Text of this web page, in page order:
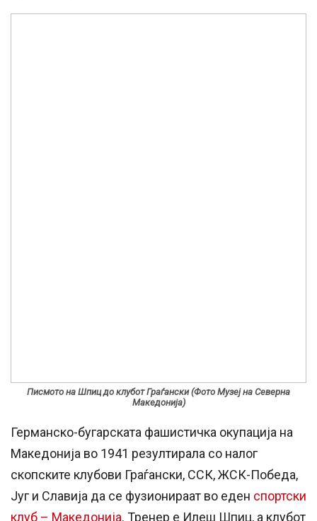
Писмото на Шпиц до клубот Граѓански (Фото Музеј на Северна
Македонија)
Германско-бугарската фашистичка окупација на
Македонија во 1941 резултирала со налог
скопските клубови Граѓански, ССК, ЖСК-Победа,
Југ и Славија да се фузионираат во еден спортски
клуб – Македонија. Тренер е Илеш Шпиц, а клубот